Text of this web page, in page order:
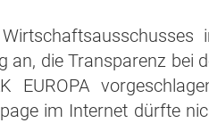
an, die Transparenz bei
im Internet dürfte